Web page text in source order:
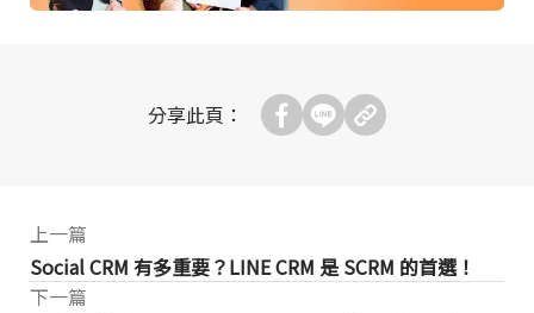
分享此頁：
上一篇
Social CRM 有多重要？LINE CRM 是 SCRM 的首選！
下一篇